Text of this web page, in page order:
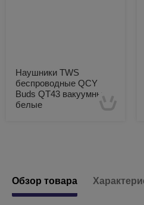
Наушники TWS
беспроводные QCY
Buds QT43 вакуумные
белые
Обзор товара